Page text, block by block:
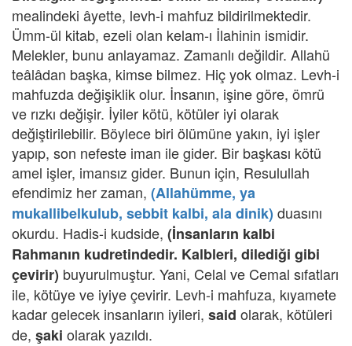
mealindeki âyette, levh-i mahfuz bildirilmektedir.
Ümm-ül kitab, ezeli olan kelam-ı İlahinin ismidir.
Melekler, bunu anlayamaz. Zamanlı değildir. Allahü
teâlâdan başka, kimse bilmez. Hiç yok olmaz. Levh-i
mahfuzda değişiklik olur. İnsanın, işine göre, ömrü
ve rızkı değişir. İyiler kötü, kötüler iyi olarak
değiştirilebilir. Böylece biri ölümüne yakın, iyi işler
yapıp, son nefeste iman ile gider. Bir başkası kötü
amel işler, imansız gider. Bunun için, Resulullah
efendimiz her zaman, (Allahümme, ya
mukallibelkulub, sebbit kalbi, ala dinik) duasını
okurdu. Hadis-i kudside, (İnsanların kalbi
Rahmanın kudretindedir. Kalbleri, dilediği gibi
çevirir) buyurulmuştur. Yani, Celal ve Cemal sıfatları
ile, kötüye ve iyiye çevirir. Levh-i mahfuza, kıyamete
kadar gelecek insanların iyileri, said olarak, kötüleri
de, şaki olarak yazıldı.